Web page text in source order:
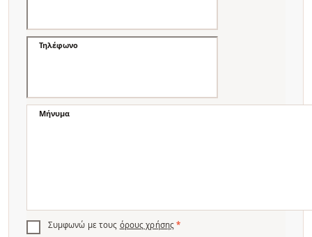
Τηλέφωνο
Μήνυμα
Συμφωνώ με τους όρους χρήσης *